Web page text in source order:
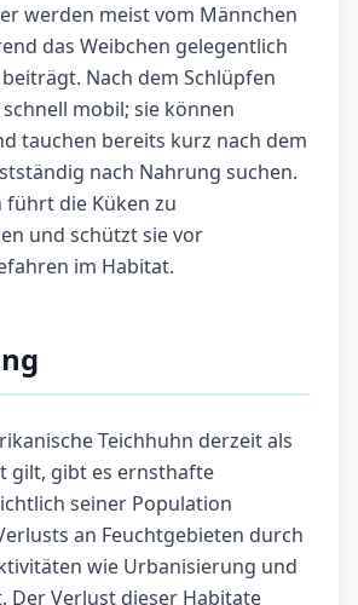
werden meist vom Männchen
das Weibchen gelegentlich
Nach dem Schlüpfen
mobil; sie können
tauchen bereits kurz nach dem
nach Nahrung suchen.
führt die Küken zu
und schützt sie vor
im Habitat.
Teichhuhn derzeit als
gilt, gibt es ernsthafte
seiner Population
an Feuchtgebieten durch
wie Urbanisierung und
Der Verlust dieser Habitate